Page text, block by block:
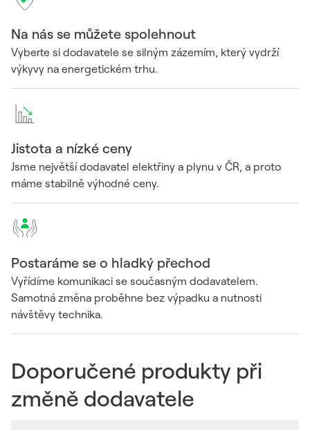
Na nás se můžete spolehnout
Vyberte si dodavatele se silným zázemím, který vydrží
výkyvy na energetickém trhu.
Jistota a nízké ceny
Jsme největší dodavatel elektřiny a plynu v ČR, a proto
máme stabilně výhodné ceny.
Postaráme se o hladký přechod
Vyřídíme komunikaci se současným dodavatelem.
Samotná změna proběhne bez výpadku a nutnosti
návštěvy technika.
Doporučené produkty při
změně dodavatele